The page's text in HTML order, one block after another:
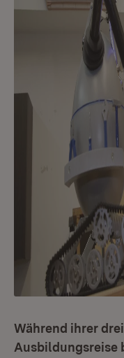
Während ihrer
Ausbildungsreise